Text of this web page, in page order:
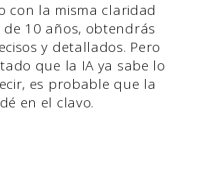
con la misma claridad
10 años, obtendrás
y detallados. Pero
que la IA ya sabe lo
es probable que la
en el clavo.